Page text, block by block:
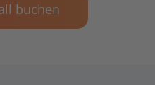
buchen